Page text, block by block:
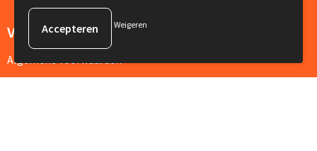
Veilig winkelen
Algemene voorwaarden
Privacyverklaring
Weigeren